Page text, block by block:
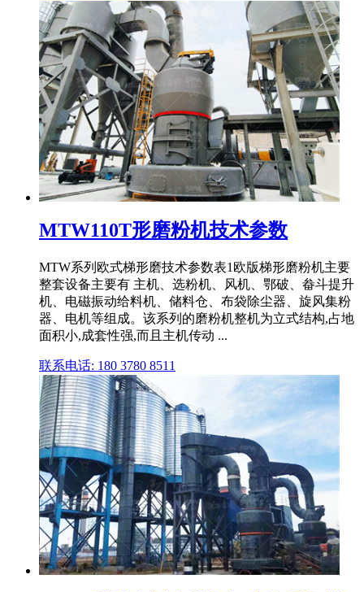
MTW110T形磨粉机技术参数
MTW系列欧式梯形磨技术参数表1欧版梯形磨粉机主要
整套设备主要有 主机、选粉机、风机、鄂破、畚斗提升
机、电磁振动给料机、储料仓、布袋除尘器、旋风集粉
器、电机等组成。该系列的磨粉机整机为立式结构,占地
面积小,成套性强,而且主机传动 ...
联系电话: 180 3780 8511